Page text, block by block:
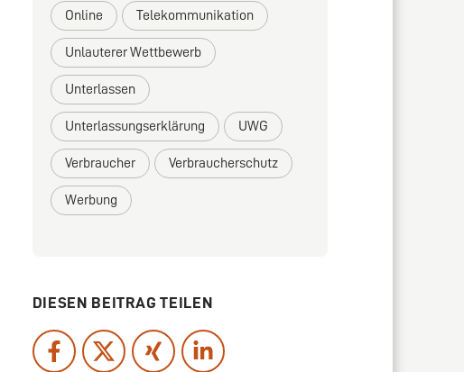
Online Telekommunikation
Unlauterer Wettbewerb
Unterlassen
Unterlassungserklärung UWG
Verbraucher Verbraucherschutz
Werbung
DIESEN BEITRAG TEILEN